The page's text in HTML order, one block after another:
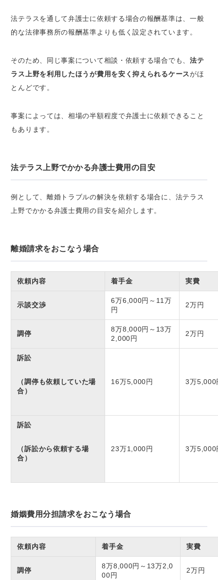
法テラスを通して弁護士に依頼する場合の報酬基準は、一般
的な法律事務所の報酬基準よりも低く設定されています。
そのため、同じ事案について相談・依頼する場合でも、 法テ
ラス上野を利用したほうが費用を安く抑えられるケースがほ
とんどです。
事案によっては、相場の半額程度で弁護士に依頼できること
もあります。
法テラス上野でかかる弁護士費用の目安
例として、離婚トラブルの解決を依頼する場合に、法テラス
上野でかかる弁護士費用の目安を紹介します。
離婚請求をおこなう場合
依頼内容 着手金 実費
示談交渉
6万6,000円～11万
円
2万円
調停
8万8,000円～13万
2,000円
2万円
訴訟
（調停も依頼していた場
合）
16万5,000円 3万5,000
訴訟
（訴訟から依頼する場
合）
23万1,000円 3万5,000
婚姻費用分担請求をおこなう場合
依頼内容 着手金 実費
調停
8万8,000円～13万2,0
00円
2万円